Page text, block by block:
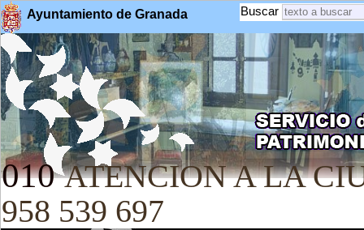
Ayuntamiento de Granada Buscar
010 ATENCION A LA
958 539 697